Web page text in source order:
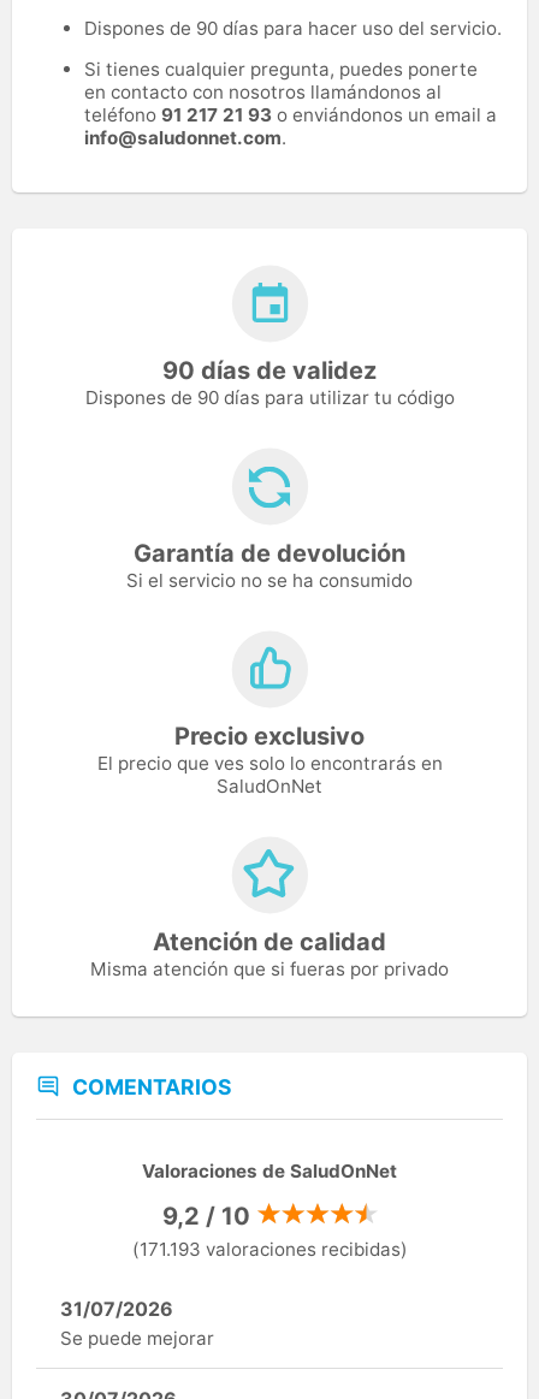
Dispones de 90 días para hacer uso del servicio.
Si tienes cualquier pregunta, puedes ponerte
en contacto con nosotros llamándonos al
teléfono 91 217 21 93 o enviándonos un email a
info@saludonnet.com.
90 días de validez
Dispones de 90 días para utilizar tu código
Garantía de devolución
Si el servicio no se ha consumido
Precio exclusivo
El precio que ves solo lo encontrarás en
SaludOnNet
Atención de calidad
Misma atención que si fueras por privado
COMENTARIOS
Valoraciones de SaludOnNet
9,2 / 10
(171.193 valoraciones recibidas)
31/07/2026
Se puede mejorar